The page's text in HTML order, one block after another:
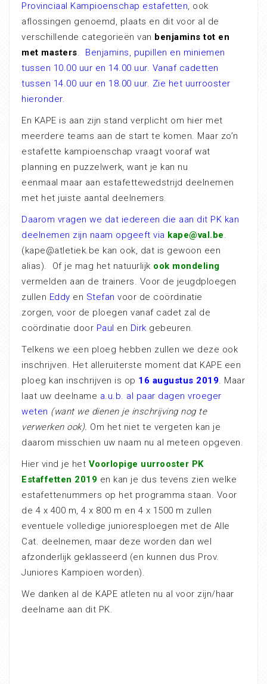
Provinciaal Kampioenschap estafetten, ook
aflossingen genoemd, plaats en dit voor al de
verschillende categorieën van benjamins tot en
met masters. Benjamins, pupillen en miniemen
tussen 10.00 uur en 14.00 uur. Vanaf cadetten
tussen 14.00 uur en 18.00 uur. Zie het uurrooster
hieronder.
En KAPE is aan zijn stand verplicht om hier met
meerdere teams aan de start te komen. Maar zo’n
estafette kampioenschap vraagt vooraf wat
planning en puzzelwerk, want je kan nu
eenmaal maar aan estafettewedstrijd deelnemen
met het juiste aantal deelnemers.
Daarom vragen we dat iedereen die aan dit PK kan
deelnemen zijn naam opgeeft via kape@val.be.
(kape@atletiek.be kan ook, dat is gewoon een
alias). Of je mag het natuurlijk ook mondeling
vermelden aan de trainers. Voor de jeugdploegen
zullen Eddy en Stefan voor de coördinatie
zorgen, voor de ploegen vanaf cadet zal de
coördinatie door Paul en Dirk gebeuren.
Telkens we een ploeg hebben zullen we deze ook
inschrijven. Het alleruiterste moment dat KAPE een
ploeg kan inschrijven is op 16 augustus 2019. Maar
laat uw deelname a.u.b. al paar dagen vroeger
weten (want we dienen je inschrijving nog te
verwerken ook). Om het niet te vergeten kan je
daarom misschien uw naam nu al meteen opgeven.
Hier vind je het Voorlopige uurrooster PK
Estaffetten 2019 en kan je dus tevens zien welke
estafettenummers op het programma staan. Voor
de 4 x 400 m, 4 x 800 m en 4 x 1500 m zullen
eventuele volledige junioresploegen met de Alle
Cat. deelnemen, maar deze worden dan wel
afzonderlijk geklasseerd (en kunnen dus Prov.
Juniores Kampioen worden).
We danken al de KAPE atleten nu al voor zijn/haar
deelname aan dit PK.